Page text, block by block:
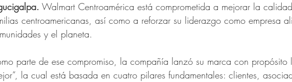
Walmart Centroamérica está comprometida a mejorar la
centroamericanas, así como a reforzar su liderazgo como empresa
y el planeta.
parte de ese compromiso, la compañía lanzó su marca con propósito
la cual está basada en cuatro pilares fundamentales: clientes,